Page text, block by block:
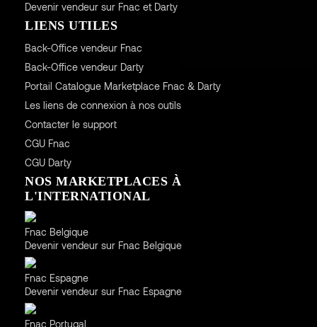
Devenir vendeur sur Fnac et Darty
LIENS UTILES
Back-Office vendeur Fnac
Back-Office vendeur Darty
Portail Catalogue Marketplace Fnac & Darty
Les liens de connexion à nos outils
Contacter le support
CGUFnac
CGUDarty
NOS MARKETPLACES À
L'INTERNATIONAL
Fnac Belgique
Devenir vendeur sur Fnac Belgique
Fnac Espagne
Devenir vendeur sur Fnac Espagne
Fnac Portugal